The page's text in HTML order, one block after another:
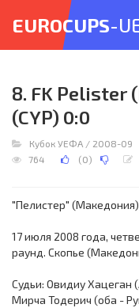
EUROCUPS-
8. FK Pelister
(CYP) 0:0
Кубок УЕФА / 2008-09
764
(0)
"Пелистер"
17 июля 2008 года,
раунд. Скопье
Судьи: Овидиу Хацеган
Мирча Тодерич (оба -